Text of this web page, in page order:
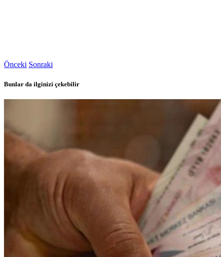
Önceki Sonraki
Bunlar da ilginizi çekebilir